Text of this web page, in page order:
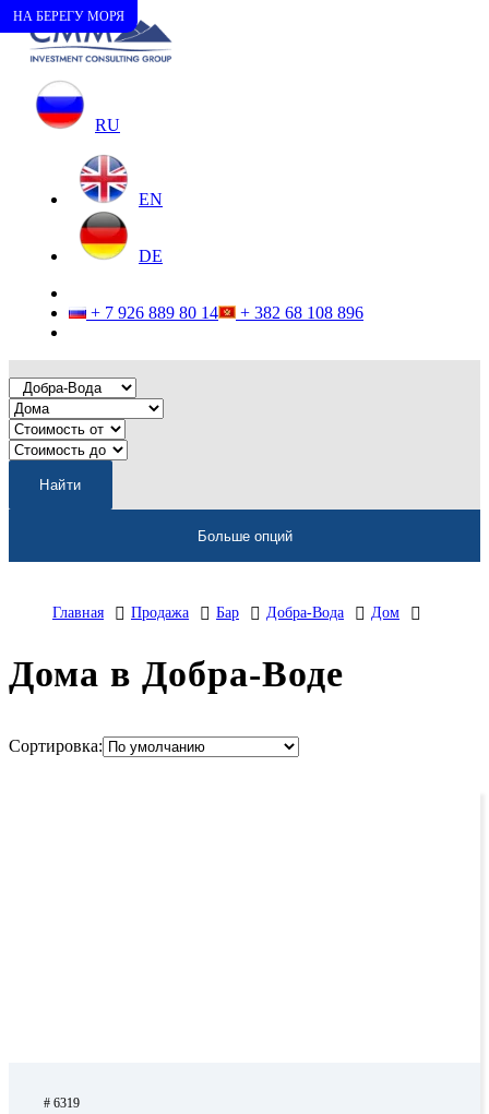
RU
EN
DE
+ 7 926 889 80 14 + 382 68 108 896
Больше опций
Главная Продажа Бар Добра-Вода Дом
Дома в Добра-Воде
Сортировка:
НА БЕРЕГУ МОРЯ
# 6319